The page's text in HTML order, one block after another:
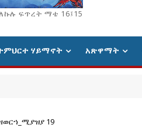
ፍጥረት ማቴ 16፤15
ሃይማኖት አጽዋማት
19